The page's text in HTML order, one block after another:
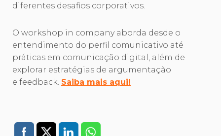
diferentes desafios corporativos.
O workshop in company aborda desde o
entendimento do perfil comunicativo até
práticas em comunicação digital, além de
explorar estratégias de argumentação
e feedback. Saiba mais aqui!